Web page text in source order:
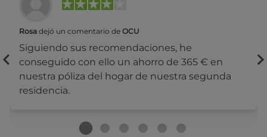
Rosa dejó un comentario de OCU
Siguiendo sus recomendaciones, he
conseguido con ello un ahorro de 365 € en
nuestra póliza del hogar de nuestra segunda
residencia.